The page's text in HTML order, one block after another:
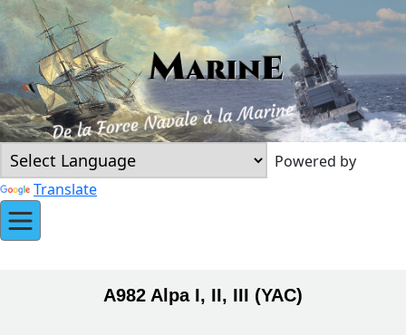
Powered by
Translate
A982 Alpa I, II, III (YAC)